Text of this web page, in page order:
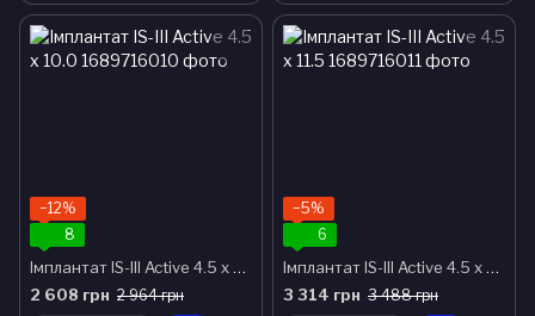
−12%
8
Імплантат IS-III Active 4.5 x 10.0
2 608 грн 2 964 грн
−5%
6
Імплантат IS-III Active 4.5 x 11.5
3 314 грн 3 488 грн